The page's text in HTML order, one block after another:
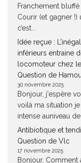
Franchement
Courir (et gagner !)
c’est...
Idée reçue :
inférieurs entraine
locomoteur chez
Question de Hamou
30 novembre 2025
Bonjour, j'espère
voilà ma situation
intense auniveau de...
Antibiotique et
Question de Vlc
17 novembre 2025
Bonjour, Comment